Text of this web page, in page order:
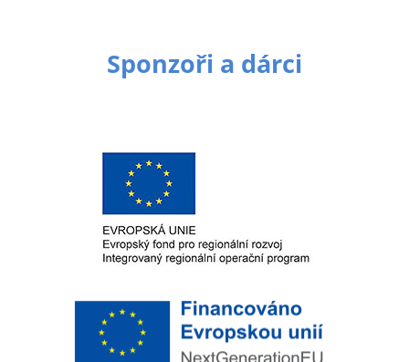
Sponzoři a dárci